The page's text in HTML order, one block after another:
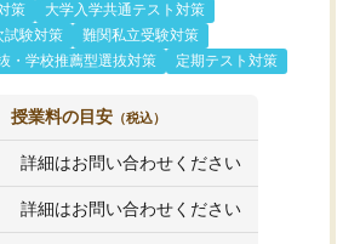
策
大学入学共通テスト対策
試験対策
難関私立受験対策
・学校推薦型選抜対策
定期テスト対策
授業料の目安 （税込）
詳細はお問い合わせください
詳細はお問い合わせください